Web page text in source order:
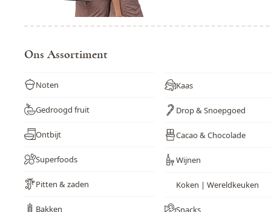
Ons Assortiment
Noten
Gedroogd fruit
Ontbijt
Superfoods
Pitten & zaden
Bakken
Kaas
Drop & Snoepgoed
Cacao & Chocolade
Wijnen
Koken | Wereldkeuken
Snacks